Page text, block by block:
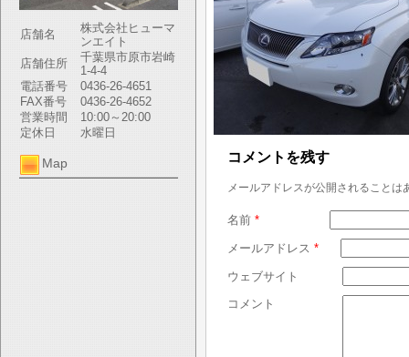
店舗名
株式会社ヒューマ
ンエイト
店舗住所
千葉県市原市岩崎
1-4-4
電話番号
0436-26-4651
FAX番号
0436-26-4652
営業時間
10:00～20:00
定休日
水曜日
Map コメントを残す
メールアドレスが公開されることは
名前 *
メールアドレス *
ウェブサイト
コメント